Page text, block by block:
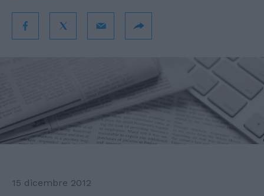
15 dicembre 2012